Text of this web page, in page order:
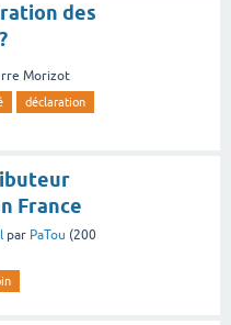
des
Morizot
déclaration
France
par PaTou (200